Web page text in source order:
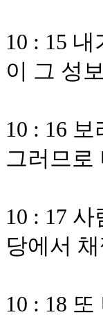
10 : 15
이 그 성
10 : 16
그러므로
10 : 17
당에서
10 : 18